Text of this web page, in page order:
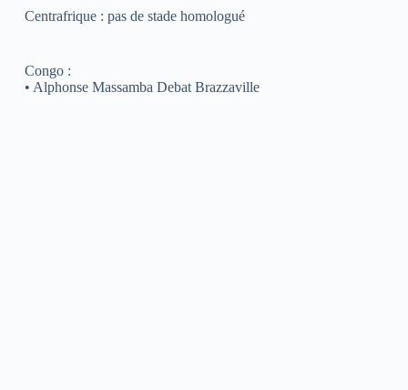
Centrafrique : pas de stade homologué
Congo :
• Alphonse Massamba Debat Brazzaville